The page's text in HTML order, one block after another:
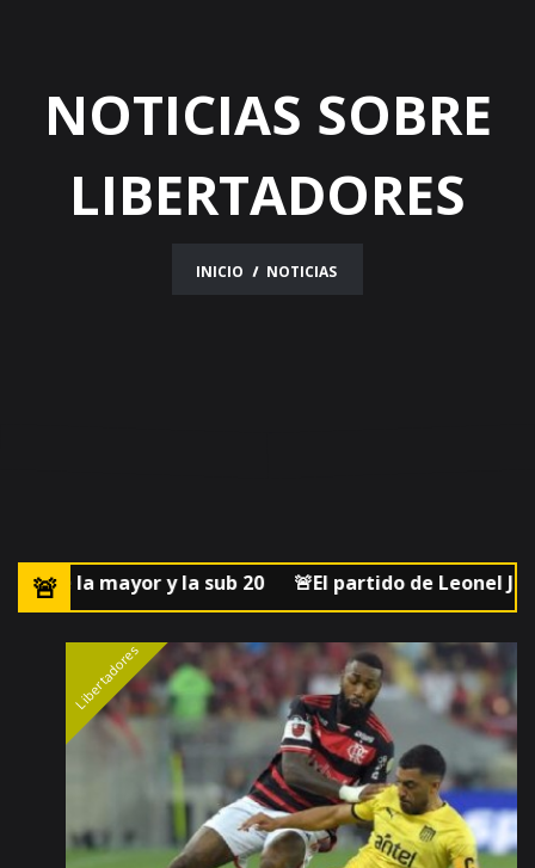
NOTICIAS SOBRE
LIBERTADORES
INICIO NOTICIAS
20 🚨El partido de Leonel Jaime ante Wanderers
Libertadores